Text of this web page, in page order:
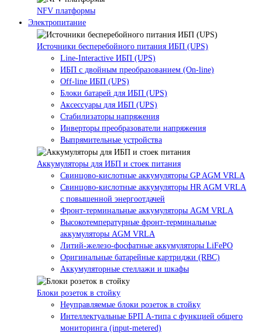
NFV платформы
Электропитание
Источники бесперебойного питания ИБП (UPS)
Line-Interactive ИБП (UPS)
ИБП с двойным преобразованием (On-line)
Off-line ИБП (UPS)
Блоки батарей для ИБП (UPS)
Аксессуары для ИБП (UPS)
Стабилизаторы напряжения
Инверторы преобразователи напряжения
Выпрямительные устройства
Аккумуляторы для ИБП и стоек питания
Свинцово-кислотные аккумуляторы GP AGM VRLA
Свинцово-кислотные аккумуляторы HR AGM VRLA
с повышенной энергоотдачей
Фронт-терминальные аккумуляторы AGM VRLA
Высокотемпературные фронт-терминальные
аккумуляторы AGM VRLA
Литий-железо-фосфатные аккумуляторы LiFePO
Оригинальные батарейные картриджи (RBC)
Аккумуляторные стеллажи и шкафы
Блоки розеток в стойку
Неуправляемые блоки розеток в стойку
Интеллектуальные БРП А-типа с функцией общего
мониторинга (input-metered)